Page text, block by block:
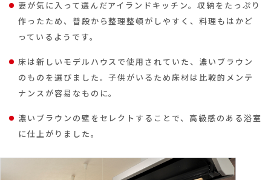
妻が気に入って選んだアイランドキッチン。収納をたっぷり
作ったため、普段から整理整頓がしやすく、料理もはかど
っているようです。
床は新しいモデルハウスで使用されていた、濃いブラウン
のものを選びました。子供がいるため床材は比較的メンテ
ナンスが容易なものに。
濃いブラウンの壁をセレクトすることで、高級感のある浴室
に仕上がりました。